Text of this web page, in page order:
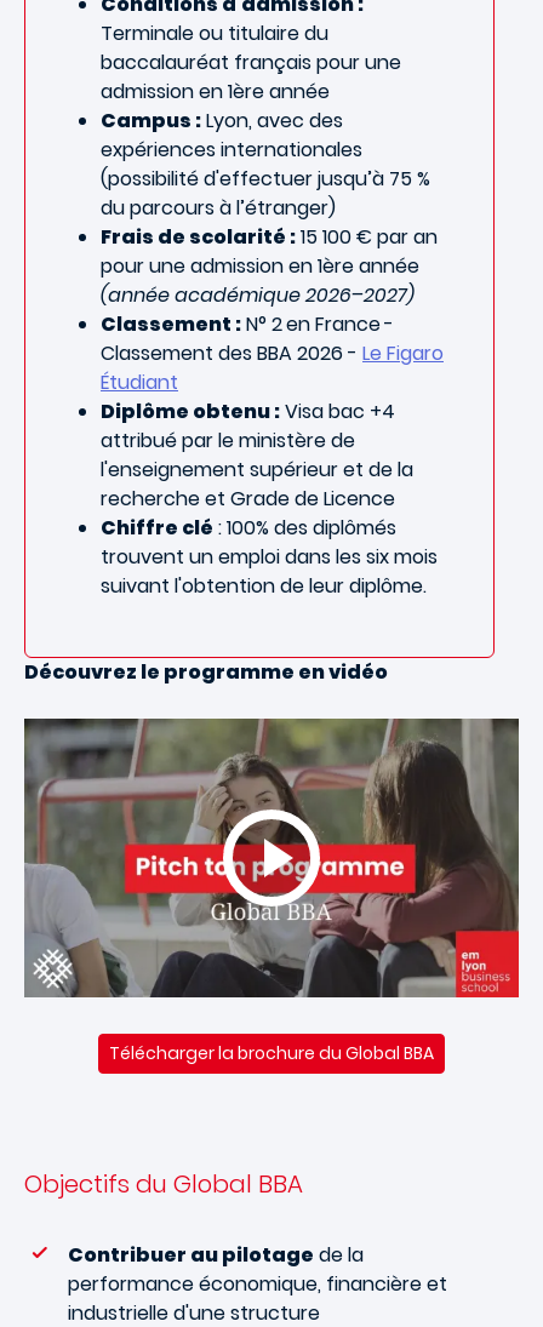
Terminale ou titulaire du
baccalauréat français pour une
admission en 1ère année
Campus :Lyon, avec des
expériences internationales
(possibilité d'effectuer jusqu’à 75 %
du parcours à l’étranger)
Frais de scolarité :15 100 € par an
pour une admission en 1ère année
(année académique 2026–2027)
Classement :N° 2en France-
Classement des BBA 2026 - Le Figaro
Étudiant
Diplôme obtenu :Visa bac +4
attribué par le ministère de
l'enseignement supérieur et de la
recherche et Grade de Licence
Chiffre clé : 100% des diplômés
trouvent un emploi dans les six mois
suivant l'obtention de leur diplôme.
Découvrez le programme en vidéo
Télécharger la brochure du Global BBA
Objectifs du Global BBA
Contribuer au pilotage de la
performance économique, financière et
industrielle d'une structure